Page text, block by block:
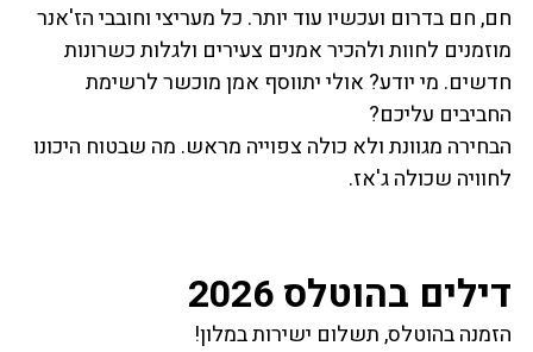
חם, חם בדרום ועכשיו עוד יותר. כל מעריצי וחובבי הז'אנר
מוזמנים לחוות ולהכיר אמנים צעירים ולגלות כשרונות
חדשים. מי יודע? אולי יתווסף אמן מוכשר לרשימת
החביבים עליכם?
הבחירה מגוונת ולא כולה צפוייה מראש. מה שבטוח היכונו
לחוויה שכולה ג'אז.
דילים בהוטלס 2026
הזמנה בהוטלס, תשלום ישירות במלון!